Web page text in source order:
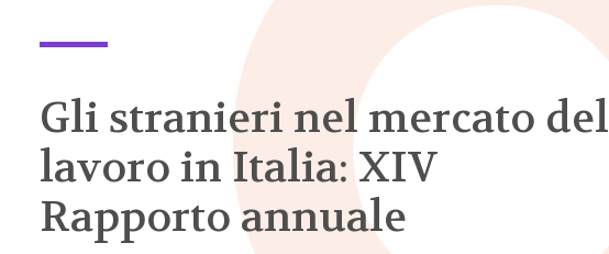
Gli stranieri nel mercato del
lavoro in Italia: XIV
Rapporto annuale